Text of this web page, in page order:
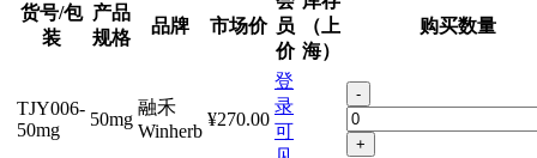
货号/包
装
产品
规格
品牌 市场价 员
价
（上
海）
购买数量
TJY006-
50mg
50mg
融禾
Winherb
¥270.00
登
录
可
-
+